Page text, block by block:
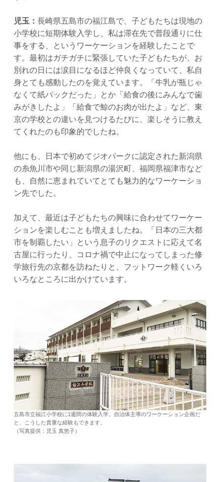
児玉： 長崎県五島市の福江島で、子どもたちは現地の
小学校に短期体験入学し、私は滞在先で普段通りに仕
事をする、というワーケーションを経験したことで
す。最初はガチガチに緊張していた子どもたちが、お
別れの日には涙目になるほど仲良くなっていて、私自
身とても感動したのを覚えています。「牛乳が瓶じゃ
なくて紙パックだった」とか「給食の後にみんなで歯
みがきしたよ」「給食で鯨のお肉が出たよ」など、東
京の学校との違いを見つけるたびに、楽しそうに教え
てくれたのも印象的でしたね。
他にも、日本で初めてジオパークに認定された新潟県
の糸魚川市や同じ新潟県の湯沢町、福岡県福津市など
も、自然に恵まれていてとても魅力的なワーケーショ
ン先でした。
加えて、最近は子どもたちの興味に合わせてワーケー
ションを楽しむことも増えましたね。「日本の三大都
市を制覇したい」という息子のリクエストに応えて名
古屋に行ったり、コロナ禍で中止になってしまった修
学旅行先の京都を訪ねたりと、フットワーク軽くいろ
いろなところに出かけています。
五島市立福江小学校に1週間の体験入学。自治体主導のワーケーション企画だ
と、こうした貴重な経験もできます。
（写真提供：児玉 真悠子）